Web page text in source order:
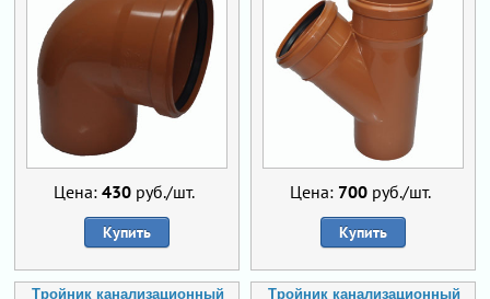
Цена: 430 руб./шт.
Купить
Цена: 700 руб./шт.
Купить
Тройник канализационный
Тройник канализационный